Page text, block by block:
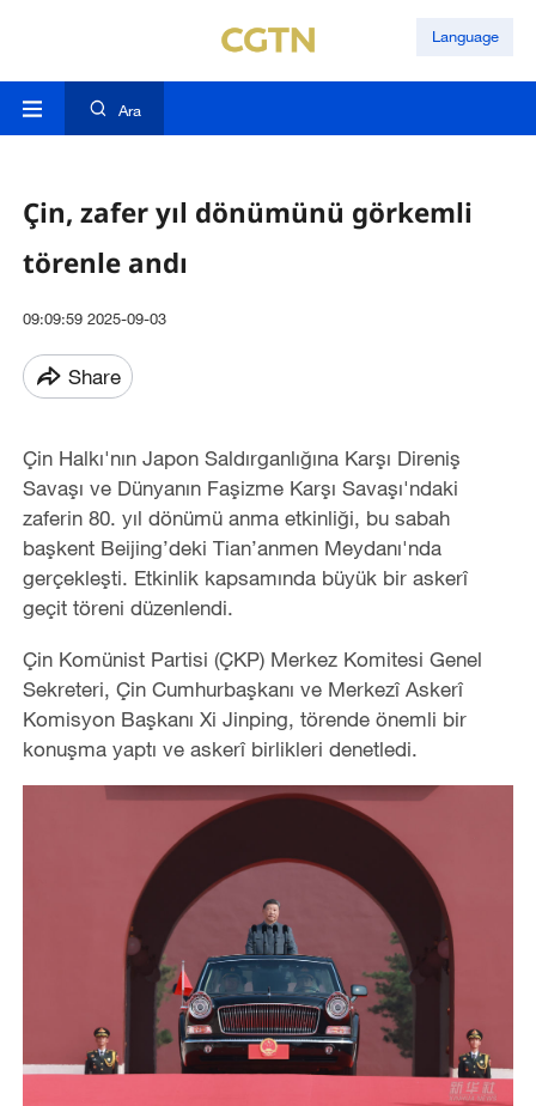
Language
Ara
Çin, zafer yıl dönümünü görkemli
törenle andı
09:09:59 2025-09-03
Share
Çin Halkı'nın Japon Saldırganlığına Karşı Direniş
Savaşı ve Dünyanın Faşizme Karşı Savaşı'ndaki
zaferin 80. yıl dönümü anma etkinliği, bu sabah
başkent Beijing’deki Tian’anmen Meydanı'nda
gerçekleşti. Etkinlik kapsamında büyük bir askerî
geçit töreni düzenlendi.
Çin Komünist Partisi (ÇKP) Merkez Komitesi Genel
Sekreteri, Çin Cumhurbaşkanı ve Merkezî Askerî
Komisyon Başkanı Xi Jinping, törende önemli bir
konuşma yaptı ve askerî birlikleri denetledi.